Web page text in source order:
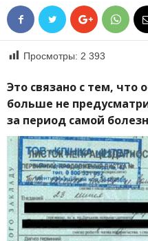
Просмотры: 2 393
Это связано с тем, что
больше не
за период самой